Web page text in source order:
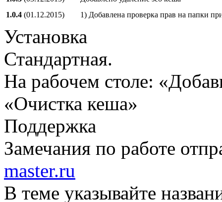
1.0.4 (01.12.2015) 1) Добавлена проверка прав на папки
Установка
Стандартная.
На рабочем столе:
«Очистка кеша»
Поддержка
Замечания по работе
master.ru
В теме указывайте